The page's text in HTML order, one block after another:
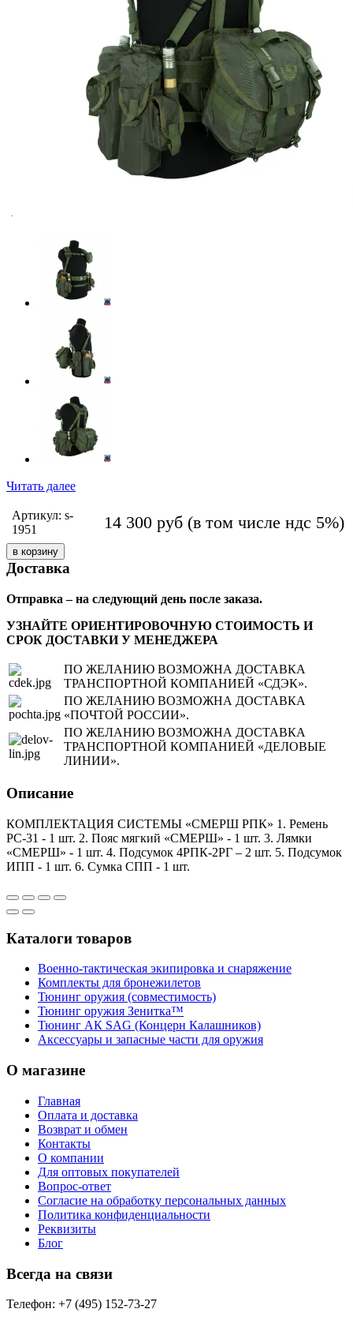
Читать далее
Артикул: s-
1951
14 300 руб (в том числе ндс 5%)
Доставка
Отправка – на следующий день после заказа.
УЗНАЙТЕ ОРИЕНТИРОВОЧНУЮ СТОИМОСТЬ И
СРОК ДОСТАВКИ У МЕНЕДЖЕРА
ПО ЖЕЛАНИЮ ВОЗМОЖНА ДОСТАВКА
ТРАНСПОРТНОЙ КОМПАНИЕЙ «СДЭК».
ПО ЖЕЛАНИЮ ВОЗМОЖНА ДОСТАВКА
«ПОЧТОЙ РОССИИ».
ПО ЖЕЛАНИЮ ВОЗМОЖНА ДОСТАВКА
ТРАНСПОРТНОЙ КОМПАНИЕЙ «ДЕЛОВЫЕ
ЛИНИИ».
Описание
КОМПЛЕКТАЦИЯ СИСТЕМЫ «СМЕРШ РПК» 1. Ремень
РС-31 - 1 шт. 2. Пояс мягкий «СМЕРШ» - 1 шт. 3. Лямки
«СМЕРШ» - 1 шт. 4. Подсумок 4РПК-2РГ – 2 шт. 5. Подсумок
ИПП - 1 шт. 6. Сумка СПП - 1 шт.
Каталоги товаров
Военно-тактическая экипировка и снаряжение
Комплекты для бронежилетов
Тюнинг оружия (совместимость)
Тюнинг оружия Зенитка™
Тюнинг АК SAG (Концерн Калашников)
Аксессуары и запасные части для оружия
О магазине
Главная
Оплата и доставка
Возврат и обмен
Контакты
О компании
Для оптовых покупателей
Вопрос-ответ
Согласие на обработку персональных данных
Политика конфиденциальности
Реквизиты
Блог
Всегда на связи
Телефон: +7 (495) 152-73-27